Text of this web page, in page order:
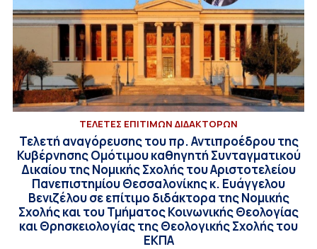
ΤΕΛΕΤΕΣ ΕΠΙΤΙΜΩΝ ΔΙΔΑΚΤΟΡΩΝ
Τελετή αναγόρευσης του πρ. Αντιπροέδρου της
Κυβέρνησης Ομότιμου καθηγητή Συνταγματικού
Δικαίου της Νομικής Σχολής του Αριστοτελείου
Πανεπιστημίου Θεσσαλονίκης κ. Ευάγγελου
Βενιζέλου σε επίτιμο διδάκτορα της Νομικής
Σχολής και του Τμήματος Κοινωνικής Θεολογίας
και Θρησκειολογίας της Θεολογικής Σχολής του
ΕΚΠΑ